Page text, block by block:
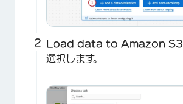
Load data to Amazon S3
選択します。